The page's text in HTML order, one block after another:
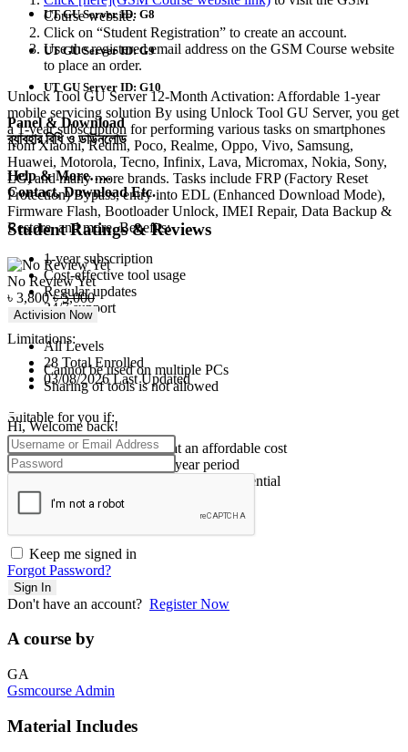
Course website.
Click on “Student Registration” to create an account.
Use the registered email address on the GSM Course website
to place an order.
Unlock Tool GU Server 12-Month Activation: Affordable 1-year
mobile servicing solution By using Unlock Tool GU Server, you get
a 1-year subscription for performing various tasks on smartphones
from Xiaomi, Redmi, Poco, Realme, Oppo, Vivo, Samsung,
Huawei, Motorola, Tecno, Infinix, Lava, Micromax, Nokia, Sony,
LG, and many more brands. Tasks include FRP (Factory Reset
Protection) Bypass, entry into EDL (Enhanced Download Mode),
Firmware Flash, Bootloader Unlock, IMEI Repair, Data Backup &
Restore, and more. Benefits:
1-year subscription
Cost-effective tool usage
Regular updates
24/7 support
Limitations:
Cannot be used on multiple PCs
Sharing of tools is not allowed
Suitable for you if:
You want to use tools at an affordable cost
You need tools for a 1-year period
Regular updates and support are essential
UT GU Server ID: G8
UT GU Server ID: G9
UT GU Server ID: G10
Panel & Download
ব্যাবহার বিধি ও ডাউনলোড
Help & More…..
Contact, Download Etc.
Student Ratings & Reviews
No Review Yet
৳ 3,800 ৳5,000
Activision Now
All Levels
28 Total Enrolled
03/08/2026 Last Updated
Hi, Welcome back!
Keep me signed in
Forgot Password?
Sign In
Don't have an account? Register Now
A course by
GA
Gsmcourse Admin
Material Includes